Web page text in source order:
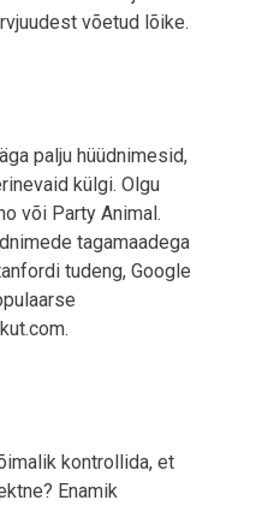
võetud lõike.
palju hüüdnimesid,
külgi. Olgu
või Party Animal.
tagamaadega
tudeng, Google
kontrollida, et
Enamik